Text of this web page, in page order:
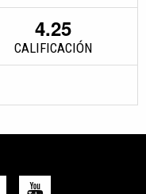
4.25
CALIFICACIÓN